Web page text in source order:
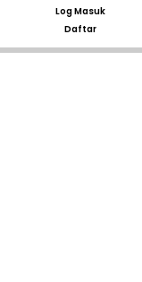
Log Masuk
Daftar